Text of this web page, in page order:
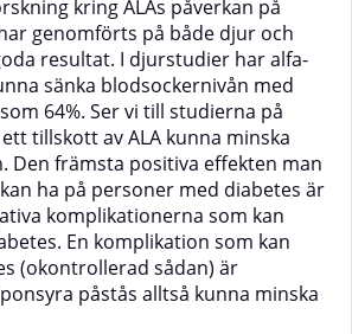
kring ALAs påverkan på
genomförts på både djur och
resultat. I djurstudier har alfa-
sänka blodsockernivån med
64%. Ser vi till studierna på
tillskott av ALA kunna minska
Den främsta positiva effekten man
ha på personer med diabetes är
komplikationerna som kan
En komplikation som kan
(okontrollerad sådan) är
påstås alltså kunna minska